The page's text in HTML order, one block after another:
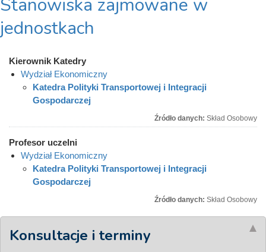
Stanowiska zajmowane w
jednostkach
Kierownik Katedry
Wydział Ekonomiczny
Katedra Polityki Transportowej i Integracji
Gospodarczej
Źródło danych: Skład Osobowy
Profesor uczelni
Wydział Ekonomiczny
Katedra Polityki Transportowej i Integracji
Gospodarczej
Źródło danych: Skład Osobowy
Konsultacje i terminy